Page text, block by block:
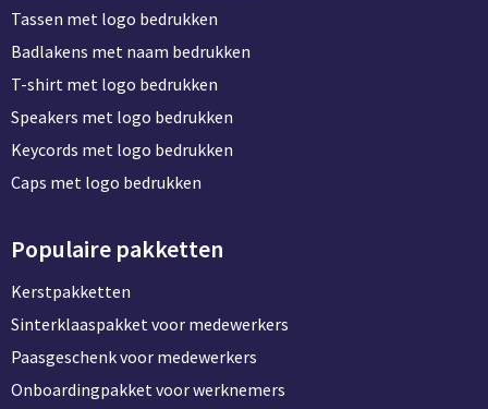
Tassen met logo bedrukken
Badlakens met naam bedrukken
T-shirt met logo bedrukken
Speakers met logo bedrukken
Keycords met logo bedrukken
Caps met logo bedrukken
Populaire pakketten
Kerstpakketten
Sinterklaaspakket voor medewerkers
Paasgeschenk voor medewerkers
Onboardingpakket voor werknemers